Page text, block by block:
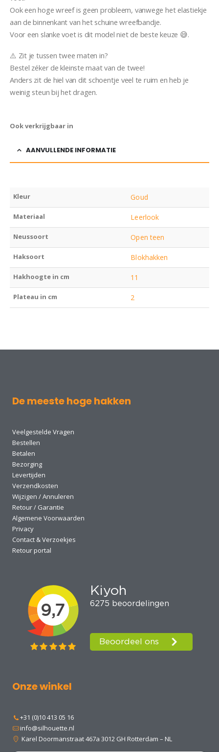
Ook een hoge wreef is geen probleem, vanwege het elastiekje
aan de binnenkant van het schuine wreefbandje.
Voor een slanke voet is dit model niet de beste keuze 😅.
⚠️ Zit je tussen twee maten in?
Bestel zéker de kleinste maat van de twee!
Anders zit de hiel van dit schoentje veel te ruim en heb je
weinig steun bij het dragen.
Ook verkrijgbaar in
AANVULLENDE INFORMATIE
Kleur Goud
Materiaal Leerlook
Neussoort Open teen
Haksoort Blokhakken
Hakhoogte in cm 11
Plateau in cm 2
De meeste hoge hakken
Veelgestelde Vragen
Bestellen
Betalen
Bezorging
Levertijden
Verzendkosten
Wijzigen / Annuleren
Retour / Garantie
Algemene Voorwaarden
Privacy
Contact & Verzoekjes
Retour portal
Onze winkel
+31 (0)10 413 05 16
info@silhouette.nl
Karel Doormanstraat 467a 3012 GH Rotterdam – NL